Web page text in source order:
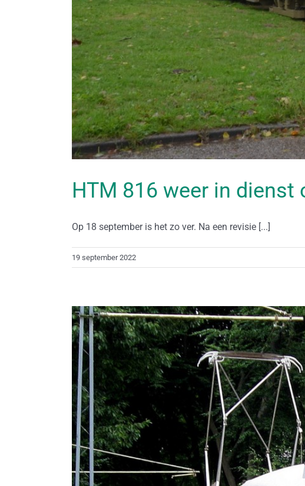
HTM 816 weer in
Op 18 september is het zo ver. Na een revisie [...]
19 september 2022